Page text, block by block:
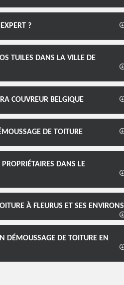
?
TUILES DANS LA VILLE DE
COUVREUR BELGIQUE
DE TOITURE
DANS LE
À FLEURUS ET SES ENVIRONS
DÉMOUSSAGE DE TOITURE EN